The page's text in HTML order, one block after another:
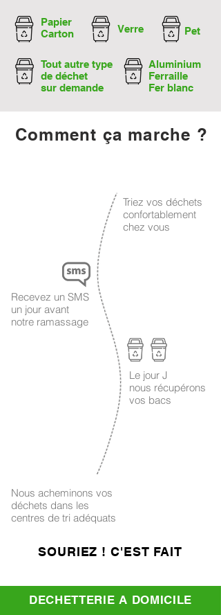
Comment ça marche ?
Triez vos déchets
confortablement
chez vous
Recevez un SMS
un jour avant
notre ramassage
Le jour J
nous récupérons
vos bacs
Nous acheminons vos
déchets dans les
centres de tri adéquats
SOURIEZ ! C'EST FAIT
Papier
Carton
Verre Pet
Tout autre type
de déchet
sur demande
Aluminium
Ferraille
Fer blanc
DECHETTERIE A DOMICILE